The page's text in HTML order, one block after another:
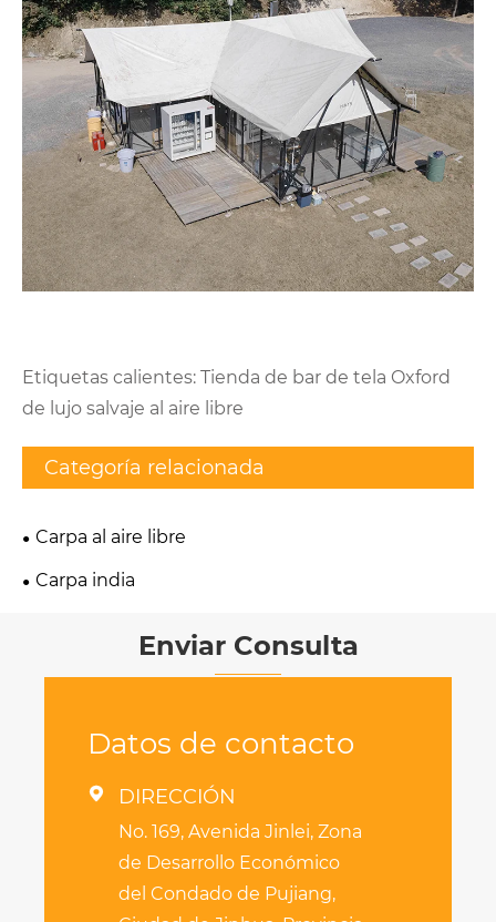
Etiquetas calientes: Tienda de bar de tela Oxford
de lujo salvaje al aire libre
Categoría relacionada
Carpa al aire libre
Carpa india
Enviar Consulta
Datos de contacto
 DIRECCIÓN
No. 169, Avenida Jinlei, Zona
de Desarrollo Económico
del Condado de Pujiang,